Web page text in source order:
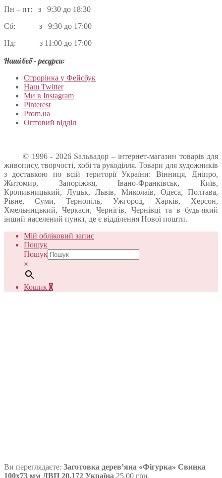
Пн – пт: з 9:30 до 18:30
Сб: з 9:30 до 17:00
Нд: з 11:00 до 17:00
Наші веб – ресурси:
Строрінка у Фейсбук
Наш Twitter
Ми в Instagram
Pinterest
Prom.ua
Оптовий відділ
© 1996 - 2026 Sальвадор – інтернет-магазин товарів для
живопису, творчості, хобі та рукоділля. Товари для художників
з доставкою по всій території України: Вінниця, Дніпро,
Житомир, Запоріжжя, Івано-Франківськ, Київ,
Кропивницький, Луцьк, Львів, Миколаїв, Одеса, Полтава,
Рівне, Суми, Тернопіль, Ужгород, Харків, Херсон,
Хмельницький, Черкаси, Чернігів, Чернівці та в будь-який
інший населений пункт, де є відділення Нової пошти.
Мій обліковий запис
Пошук
Пошук
×
Кошик 0
Ви переглядаєте: Заготовка дерев’яна «Фігурка» Свинка
100х73 мм ДВП 20,172 Україна 25,00 грн.